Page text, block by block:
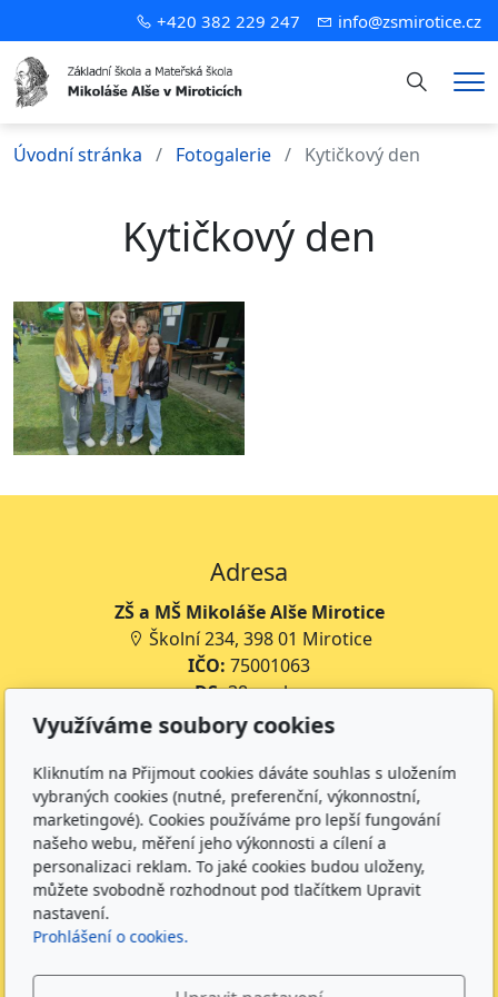
+420 382 229 247 info@zsmirotice.cz
Hledání
Úvodní stránka Fotogalerie Kytičkový den
Kytičkový den
Adresa
ZŠ a MŠ Mikoláše Alše Mirotice
Školní 234, 398 01 Mirotice
IČO: 75001063
DS:38rmpke
Číslo účtu školy:35-643227399/0800
Číslo účtu jídelny:
Kontakt
+420 734 316 620 - Ředitel školy
+420 733 539 322 - Zástupce ředitele pro předškolní
vzdělávání
+420 733 539 324 - Školní jídelna
info@zsmirotice.cz
Využíváme soubory cookies
Kliknutím na Přijmout cookies dáváte souhlas s uložením
vybraných cookies (nutné, preferenční, výkonnostní,
marketingové). Cookies používáme pro lepší fungování
našeho webu, měření jeho výkonnosti a cílení a
personalizaci reklam. To jaké cookies budou uloženy,
můžete svobodně rozhodnout pod tlačítkem Upravit
nastavení.
Prohlášení o cookies.